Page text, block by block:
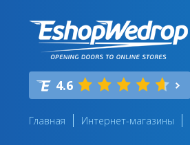
4.6
Главная Интернет-магазины